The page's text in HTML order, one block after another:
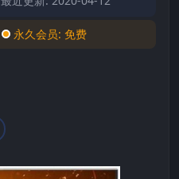
永久会员: 免费